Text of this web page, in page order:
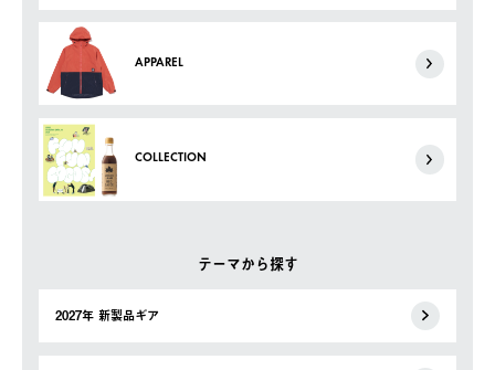
APPAREL
COLLECTION
テーマから探す
2027年 新製品ギア